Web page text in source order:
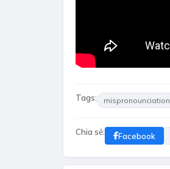
Tags: mispronounciation
Chia sẻ: Facebook